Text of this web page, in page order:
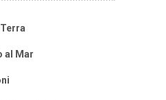
al Mar